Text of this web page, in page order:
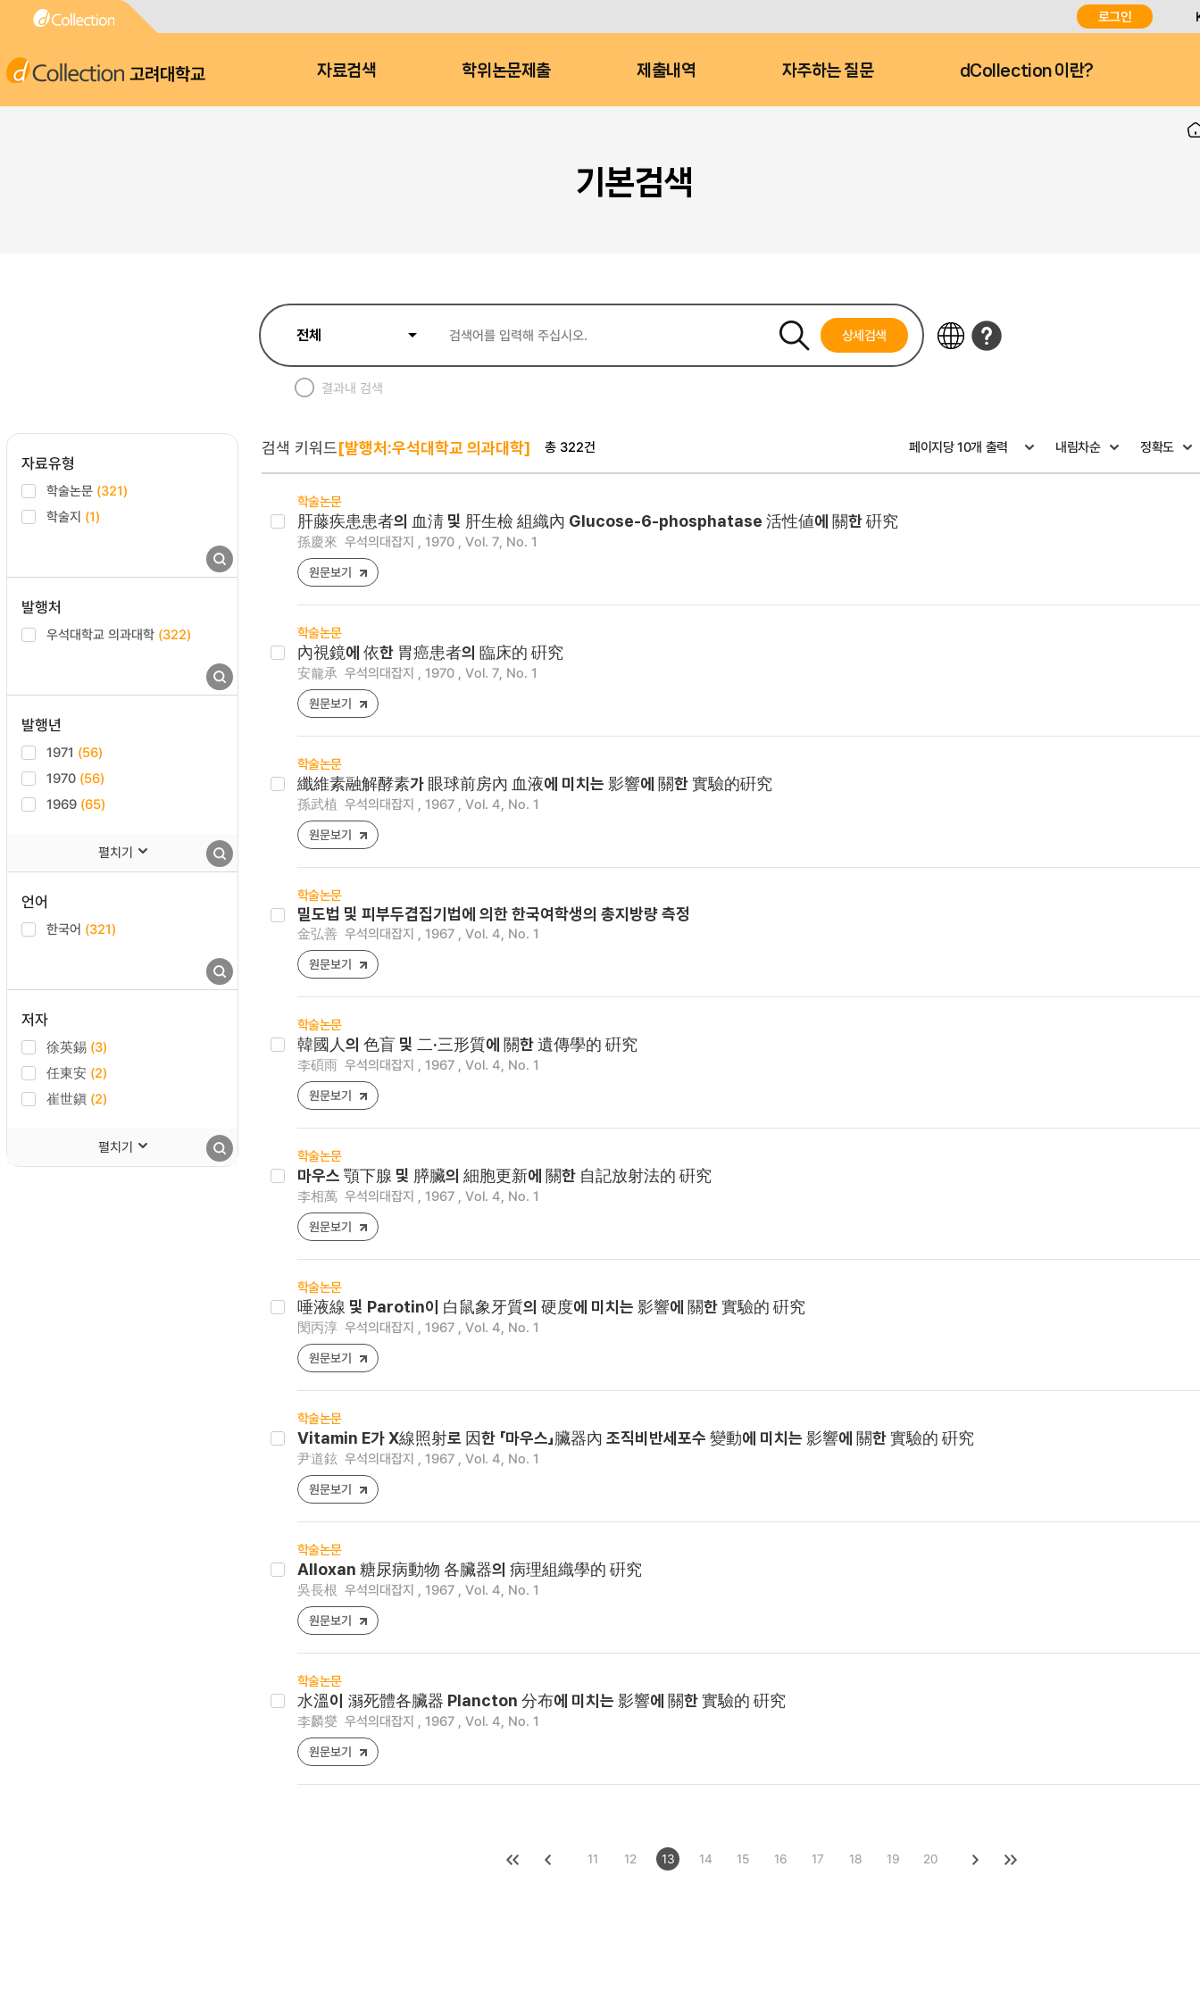
로그인
고려대학교 자료검색 학위논문제출 제출내역 자주하는 질문 dCollection 이란?
기본검색
상세검색
결과내 검색
자료유형
학술논문 (321)
학술지 (1)
발행처
우석대학교 의과대학 (322)
발행년
1971 (56)
1970 (56)
1969 (65)
펼치기
언어
한국어 (321)
저자
徐英錫 (3)
任東安 (2)
崔世鎭 (2)
펼치기
검색 키워드[발행처:우석대학교 의과대학] 총 322건
학술논문
肝藤疾患患者의 血淸 및 肝生檢 組織內 Glucose-6-phosphatase 活性値에 關한 硏究
孫慶來 우석의대잡지 , 1970 , Vol. 7, No. 1
원문보기
학술논문
內視鏡에 依한 胃癌患者의 臨床的 硏究
安龍承 우석의대잡지 , 1970 , Vol. 7, No. 1
원문보기
학술논문
纖維素融解酵素가 眼球前房內 血液에 미치는 影響에 關한 實驗的硏究
孫武植 우석의대잡지 , 1967 , Vol. 4, No. 1
원문보기
학술논문
밀도법 및 피부두겹집기법에 의한 한국여학생의 총지방량 측정
金弘善 우석의대잡지 , 1967 , Vol. 4, No. 1
원문보기
학술논문
韓國人의 色盲 및 二·三形質에 關한 遺傳學的 硏究
李碩雨 우석의대잡지 , 1967 , Vol. 4, No. 1
원문보기
학술논문
마우스 顎下腺 및 膵臟의 細胞更新에 關한 自記放射法的 硏究
李相萬 우석의대잡지 , 1967 , Vol. 4, No. 1
원문보기
학술논문
唾液線 및 Parotin이 白鼠象牙質의 硬度에 미치는 影響에 關한 實驗的 硏究
閔丙淳 우석의대잡지 , 1967 , Vol. 4, No. 1
원문보기
학술논문
Vitamin E가 X線照射로 因한 「마우스」臟器內 조직비반세포수 變動에 미치는 影響에 關한 實驗的 硏究
尹道鉉 우석의대잡지 , 1967 , Vol. 4, No. 1
원문보기
학술논문
Alloxan 糖尿病動物 各臟器의 病理組織學的 硏究
吳長根 우석의대잡지 , 1967 , Vol. 4, No. 1
원문보기
학술논문
水溫이 溺死體各臟器 Plancton 分布에 미치는 影響에 關한 實驗的 硏究
李麟燮 우석의대잡지 , 1967 , Vol. 4, No. 1
원문보기
11 12 13 14 15 16 17 18 19 20